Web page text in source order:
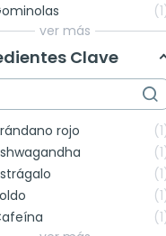
1
ver más
Clave
rojo
1
1
1
1
1